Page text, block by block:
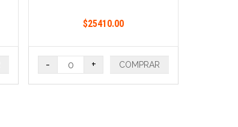
$25410.00
- + COMPRAR